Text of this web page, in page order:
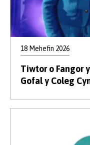
18 Mehefin 2026
Tiwtor o Fangor
Gofal y Coleg